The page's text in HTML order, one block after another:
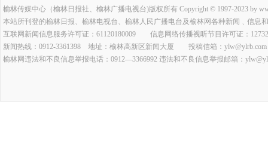
榆林传媒中心（榆林日报社、榆林广播电视台)版权所有 Copyright © 1997-2023 by
本站所刊登的榆林日报、榆林电视台、榆林人民广播电台及榆林网各种新闻﹑信
互联网新闻信息服务许可证：61120180009 信息网络传播视听节目许可证：
新闻热线：0912-3361398 地址：榆林高新区新闻大厦 投稿信箱：ylw@ylrb.com
榆林网违法和不良信息举报电话：0912—3366992 违法和不良信息举报邮箱：